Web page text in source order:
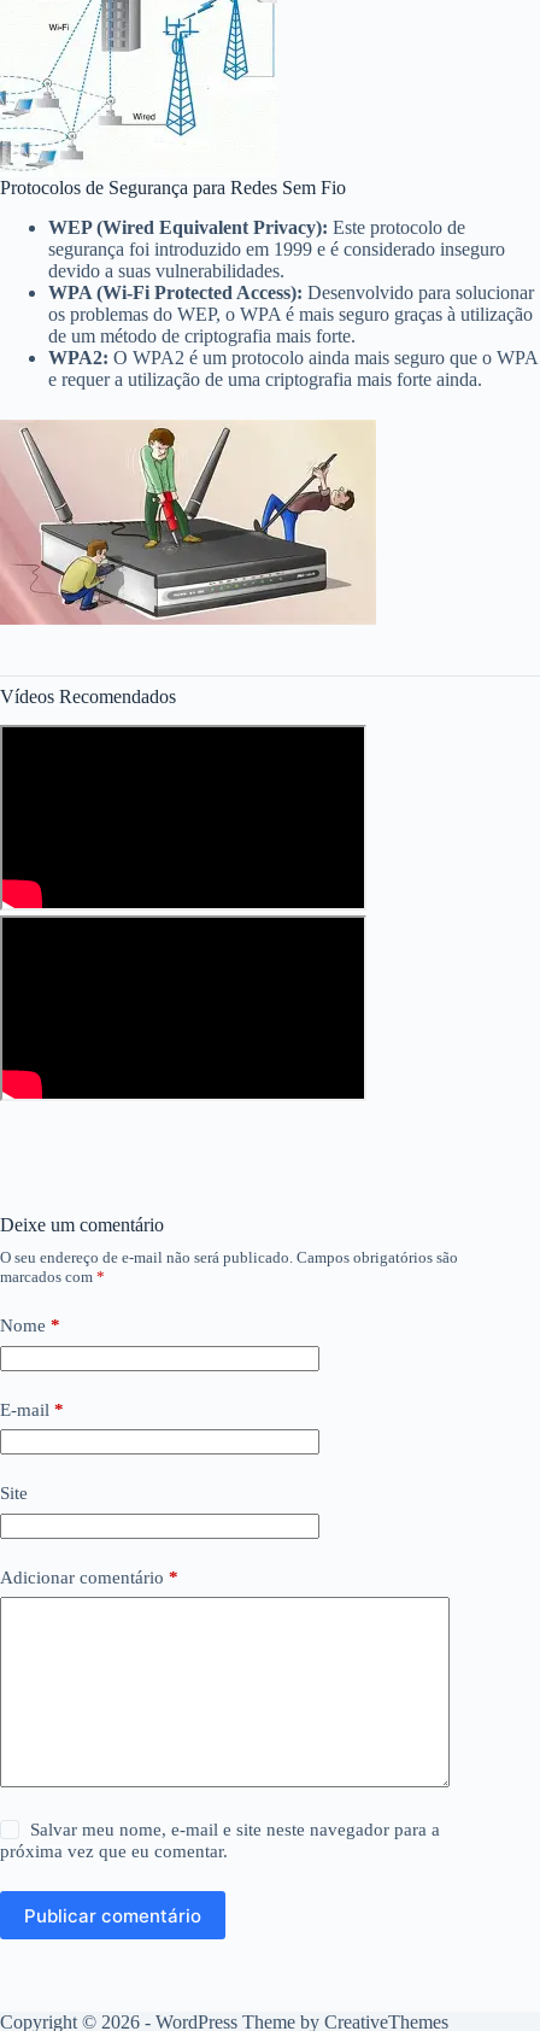
Protocolos de Segurança para Redes Sem Fio
WEP (Wired Equivalent Privacy): Este protocolo de
segurança foi introduzido em 1999 e é considerado inseguro
devido a suas vulnerabilidades.
WPA (Wi-Fi Protected Access): Desenvolvido para solucionar
os problemas do WEP, o WPA é mais seguro graças à utilização
de um método de criptografia mais forte.
WPA2: O WPA2 é um protocolo ainda mais seguro que o WPA
e requer a utilização de uma criptografia mais forte ainda.
Vídeos Recomendados
Deixe um comentário
O seu endereço de e-mail não será publicado. Campos obrigatórios são
marcados com *
Nome *
E-mail *
Site
Adicionar comentário *
Salvar meu nome, e-mail e site neste navegador para a
próxima vez que eu comentar.
Publicar comentário
Copyright © 2026 - WordPress Theme by CreativeThemes